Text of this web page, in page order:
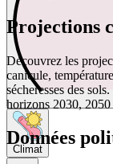
Climat
Projections
Découvrez les
canicule,
sécheresses des
horizons 2030, 2050
Données